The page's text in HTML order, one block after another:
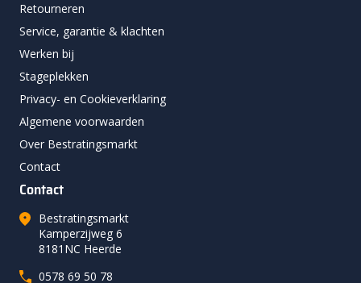
Retourneren
Service, garantie & klachten
Werken bij
Stageplekken
Privacy- en Cookieverklaring
Algemene voorwaarden
Over Bestratingsmarkt
Contact
Contact
Bestratingsmarkt
Kamperzijweg 6
8181NC Heerde
0578 69 50 78